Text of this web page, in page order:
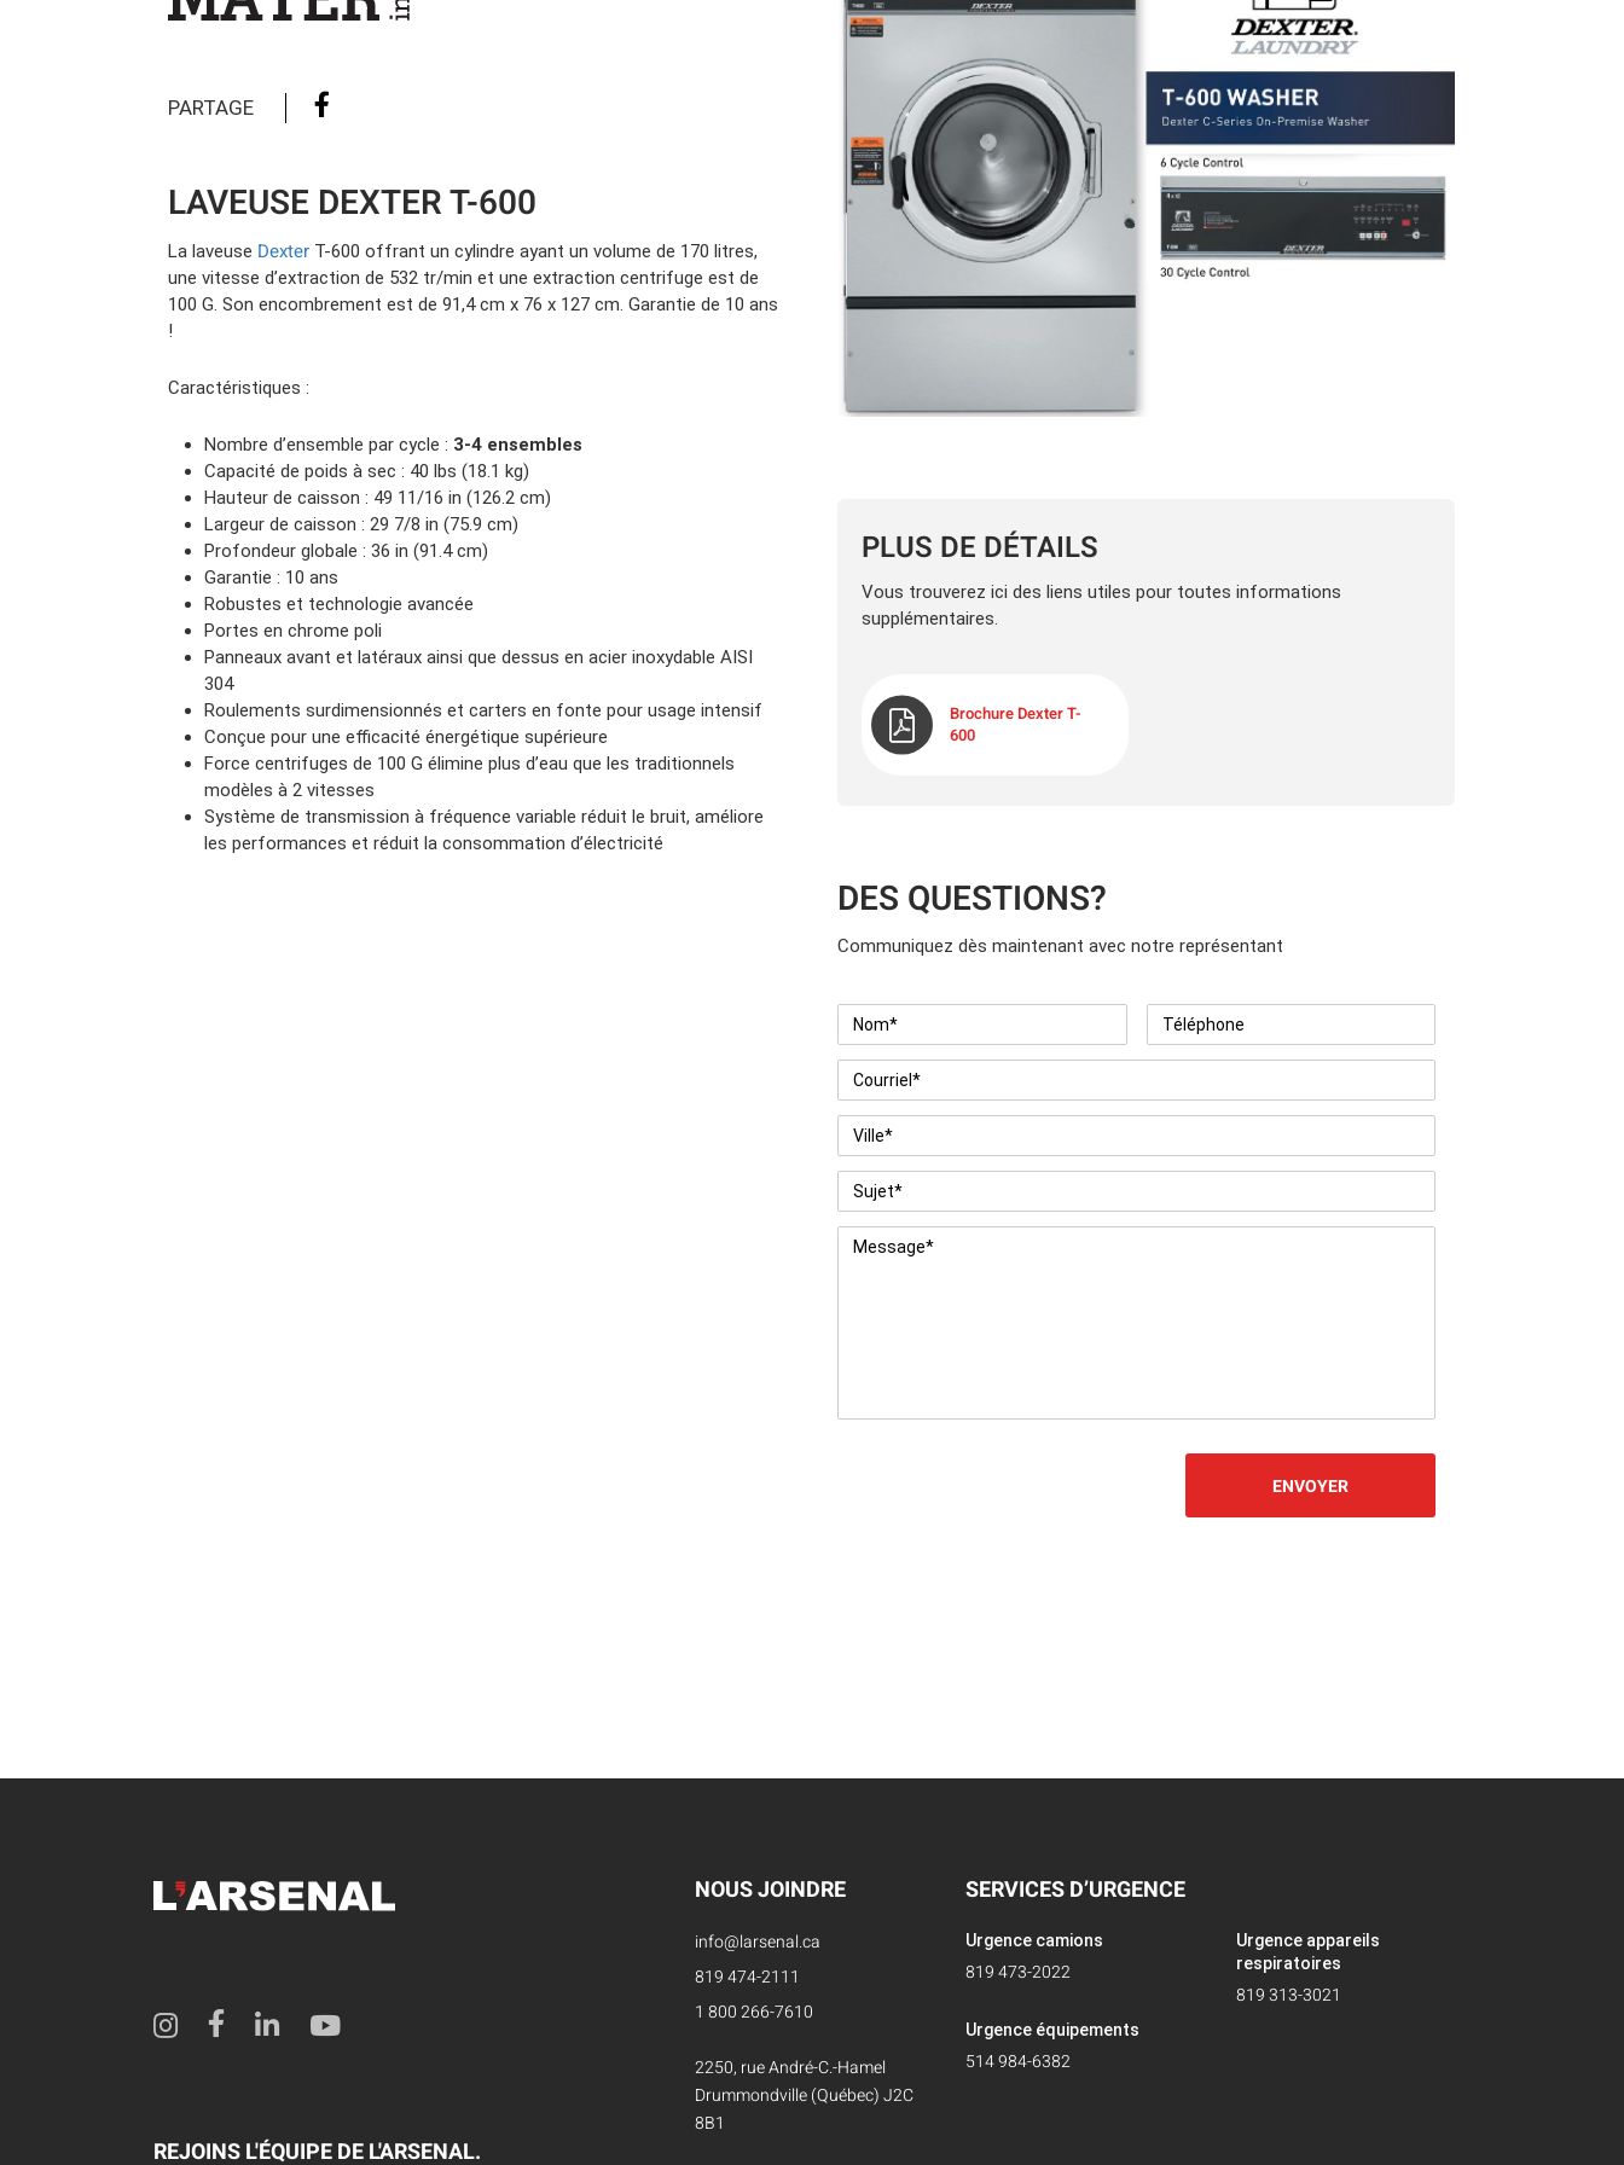
Demande de retour ou d’échange
Démonstration d’équipements
Location d’habit de combat
Planifier un rendez-vous
PLUS DE DÉTAILS
Vous trouverez ici des liens utiles pour toutes informations
supplémentaires.
Brochure Dexter T-
600
DES QUESTIONS?
Communiquez dès maintenant avec notre représentant
Nom * Téléphone
Courriel *
Ville *
Sujet *
Message *
PARTAGE
LAVEUSE DEXTER T-600
La laveuse Dexter T-600 offrant un cylindre ayant un volume de 170 litres,
une vitesse d’extraction de 532 tr/min et une extraction centrifuge est de
100 G. Son encombrement est de 91,4 cm x 76 x 127 cm. Garantie de 10 ans
!
Caractéristiques :
Nombre d’ensemble par cycle : 3-4 ensembles
Capacité de poids à sec : 40 lbs (18.1 kg)
Hauteur de caisson : 49 11/16 in (126.2 cm)
Largeur de caisson : 29 7/8 in (75.9 cm)
Profondeur globale : 36 in (91.4 cm)
Garantie : 10 ans
Robustes et technologie avancée
Portes en chrome poli
Panneaux avant et latéraux ainsi que dessus en acier inoxydable AISI
304
Roulements surdimensionnés et carters en fonte pour usage intensif
Conçue pour une efficacité énergétique supérieure
Force centrifuges de 100 G élimine plus d’eau que les traditionnels
modèles à 2 vitesses
Système de transmission à fréquence variable réduit le bruit, améliore
les performances et réduit la consommation d’électricité
REJOINS L'ÉQUIPE DE L'ARSENAL.
NOUS JOINDRE
info@larsenal.ca
819 474-2111
1 800 266-7610
2250, rue André-C.-Hamel
Drummondville (Québec) J2C
8B1
SERVICES D’URGENCE
Urgence camions
819 473-2022
Urgence équipements
514 984-6382
Urgence appareils
respiratoires
819 313-3021